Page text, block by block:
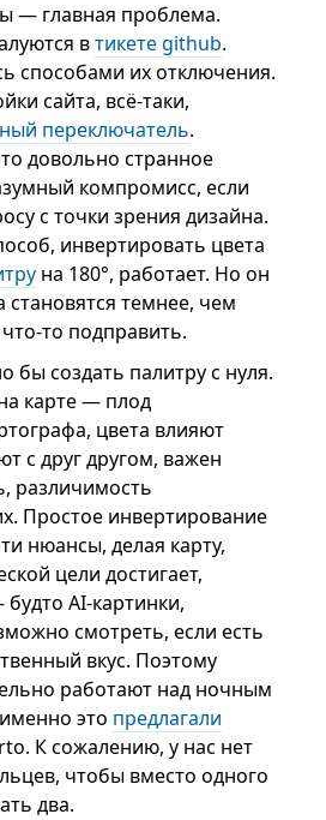
— главная проблема.
втикете github.
способами их отключения.
сайта, всё-таки,
переключатель.
довольно странное
компромисс, если
с точки зрения дизайна.
инвертировать цвета
на 180°, работает. Но он
становятся темнее, чем
то подправить.
создать палитру с нуля.
карте — плод
цвета влияют
с друг другом, важен
различимость
Простое инвертирование
нюансы, делая карту,
цели достигает,
AI-картинки,
смотреть, если есть
вкус. Поэтому
работают над ночным
это предлагали
К сожалению, у нас нет
чтобы вместо одного
два.